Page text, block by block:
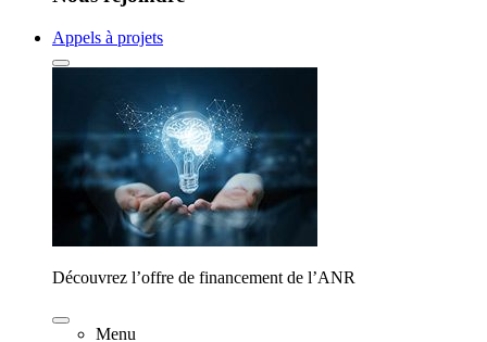
Appels à projets
Découvrez l’offre de financement de l’ANR
Menu